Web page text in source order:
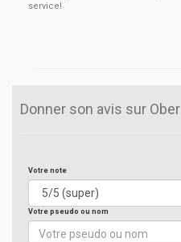
service!
Donner son avis sur Ober
Votre note
Votre pseudo ou nom